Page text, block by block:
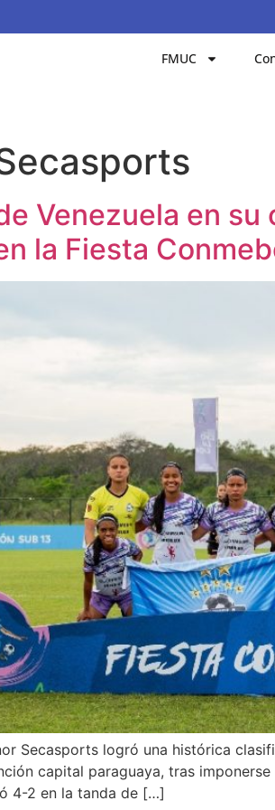
FMUC
Venezuela en
la Fiesta
Secasports logró una histórica
capital paraguaya, tras
4-2 en la tanda de […]